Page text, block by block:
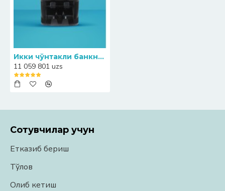
Икки чўнтакли банкноталарни сараловчи BANKOSA BK-140
11 059 801 uzs
Сотувчилар учун
Етказиб бериш
Тўлов
Олиб кетиш